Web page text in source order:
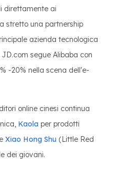
direttamente ai
stretto una partnership
azienda tecnologica
segue Alibaba con
-20% nella scena dell'e-
online cinesi continua
Kaola per prodotti
Xiao Hong Shu (Little Red
dei giovani.